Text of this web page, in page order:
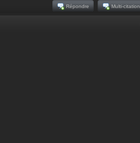
Multi-citation
Répondre